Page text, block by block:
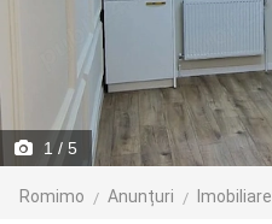
1 / 5
Romimo Anunțuri Imobiliare